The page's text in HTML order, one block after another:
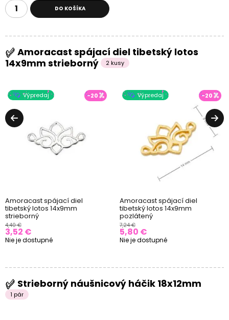
DO KOŠÍKA
Amoracast spájací diel tibetský lotos
14x9mm strieborný
2 kusy
Výpredaj -20
Amoracast spájací diel
tibetský lotos 14x9mm
strieborný
4,40 €
3,52 €
Nie je dostupné
Výpredaj -20
Amoracast spájací diel
tibetský lotos 14x9mm
pozlátený
7,24 €
5,80 €
Nie je dostupné
Strieborný náušnicový háčik 18x12mm
1 pár